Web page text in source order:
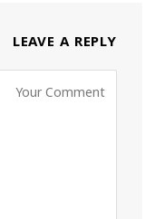
LEAVE A REPLY